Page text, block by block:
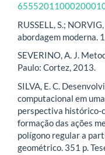
RUSSELL, S.;
abordagem moderna.
SEVERINO, A. J.
Paulo: Cortez, 2013.
SILVA, E. C.
computacional em
perspectiva histórico-
formação das ações
polígono regular a
geométrico. 351 p.